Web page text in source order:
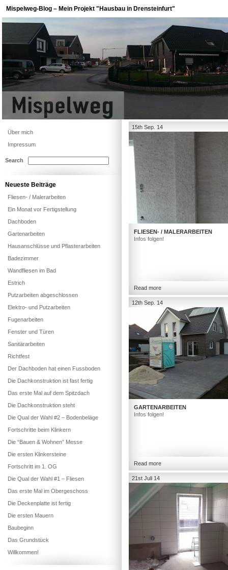
Mispelweg-Blog – Mein Projekt "Hausbau in Drensteinfurt"
15th Sep. 14
FLIESEN- / MALERARBEITEN
Infos folgen!
Read more
12th Sep. 14
GARTENARBEITEN
Infos folgen!
Read more
21st Juli 14
Über mich
Impressum
Search
Neueste Beiträge
Fliesen- / Malerarbeiten
Ein Monat vor Fertigstellung
Dachboden
Gartenarbeiten
Hausanschlüsse und Pflasterarbeiten
Badezimmer
Wandfliesen im Bad
Estrich
Putzarbeiten abgeschlossen
Elektro- und Putzarbeiten
Fugenarbeiten
Fenster und Türen
Sanitärarbeiten
Richtfest
Der Dachboden hat einen Fussboden
Die Dachkonstruktion ist fast fertig
Das erste Mal auf dem Spitzdach
Die Dachkonstruktion steht
Die Qual der Wahl #2 – Bodenbeläge
Fortschritte beim Klinkern
Die “Bauen & Wohnen” Messe
Die ersten Klinkersteine
Fortschritt im 1. OG
Die Qual der Wahl #1 – Fliesen
Das erste Mal im Obergeschoss
Die Deckenplatte ist fertig
Die ersten Mauern
Baubeginn
Das Grundstück
Willkommen!